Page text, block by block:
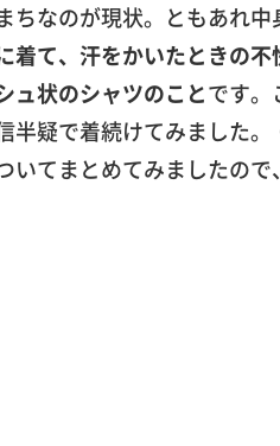
なのが現状。ともあれ中
て、汗をかいたときの
ュ状のシャツのことです。
半疑で着続けてみました
てまとめてみましたので